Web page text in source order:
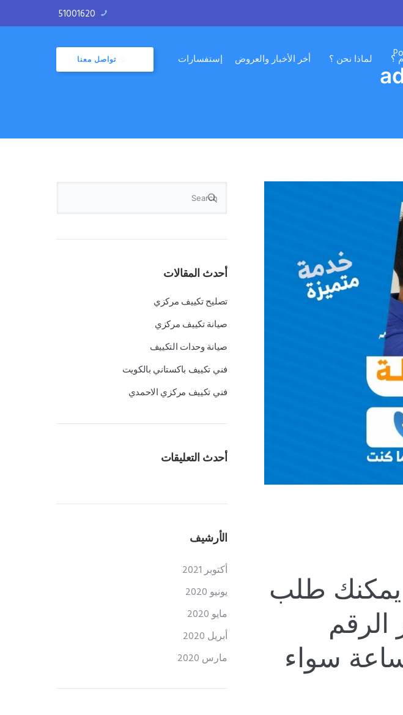
51001620
؟ لماذا نحن ؟ أخر الأخبار والعروض إستفسارات تواصل معنا
يمكنك طلب
الرقم
الساعة سواء
أحدث المقالات
تصليح تكييف مركزي
صيانة تكييف مركزي
صيانة وحدات التكييف
فني تكييف باكستاني بالكويت
فني تكييف مركزي الاحمدي
أحدث التعليقات
الأرشيف
أكتوبر 2021
يونيو 2020
مايو 2020
أبريل 2020
مارس 2020